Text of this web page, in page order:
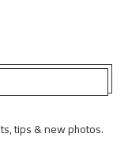
tips & new photos.